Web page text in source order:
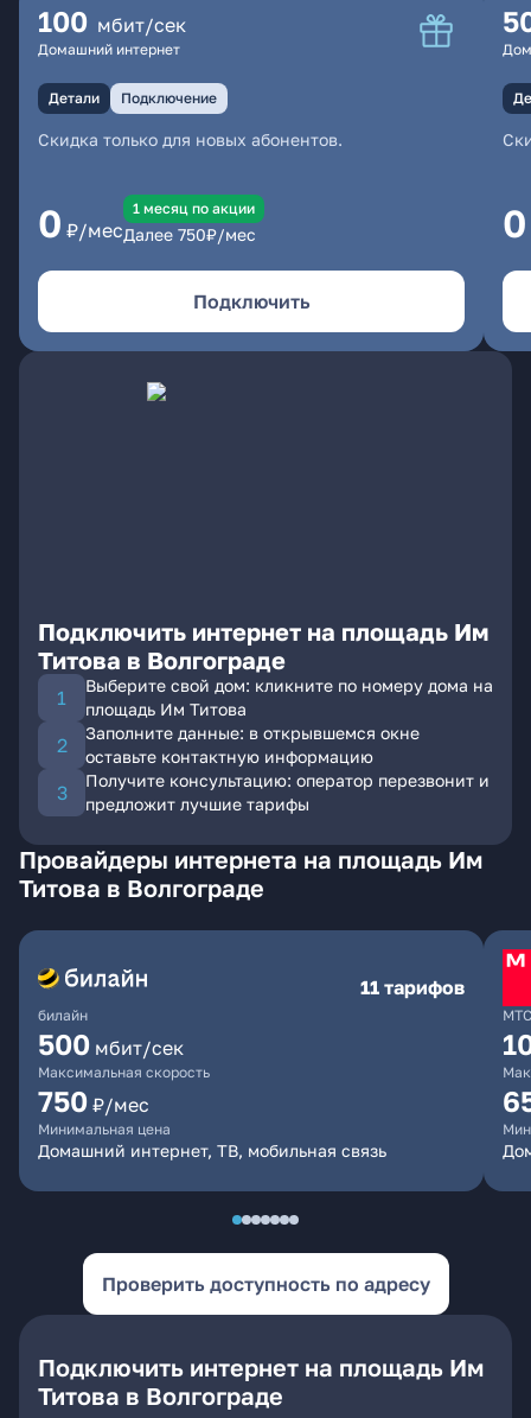
100 мбит/сек
Домашний интернет
Детали Подключение
Скидка только для новых абонентов.
0 ₽/мес
1 месяц по акции
Далее 750₽/мес
Подключить
0
Подключить интернет на площадь Им
Титова в Волгограде
Выберите свой дом: кликните по номеру дома на
площадь Им Титова
Заполните данные: в открывшемся окне
оставьте контактную информацию
Получите консультацию: оператор перезвонит и
предложит лучшие тарифы
Провайдеры интернета на площадь Им
Титова в Волгограде
билайн
11 тарифов
500 мбит/сек
Максимальная скорость
750 ₽/мес
Минимальная цена
Домашний интернет, ТВ, мобильная связь
МТС
Проверить доступность по адресу
Подключить интернет на площадь Им
Титова в Волгограде